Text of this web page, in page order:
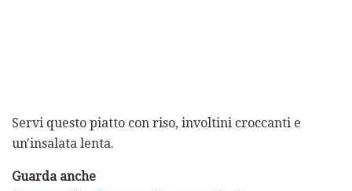
Servi questo piatto con riso, involtini croccanti e
un'insalata lenta.
Guarda anche